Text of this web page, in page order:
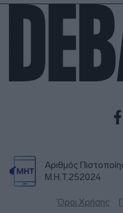
Αριθμός
Μ.Η.Τ.252024
Όροι Χρήσης